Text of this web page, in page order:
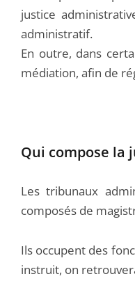
justice
administratif.
En outre, dans
médiation, afin de
Qui compose la
Les tribunaux
composés de
Ils occupent des
instruit, on